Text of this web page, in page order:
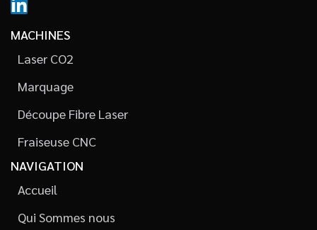
MACHINES
Laser CO2
Marquage
Découpe Fibre Laser
Fraiseuse CNC
NAVIGATION
Accueil
Qui Sommes nous